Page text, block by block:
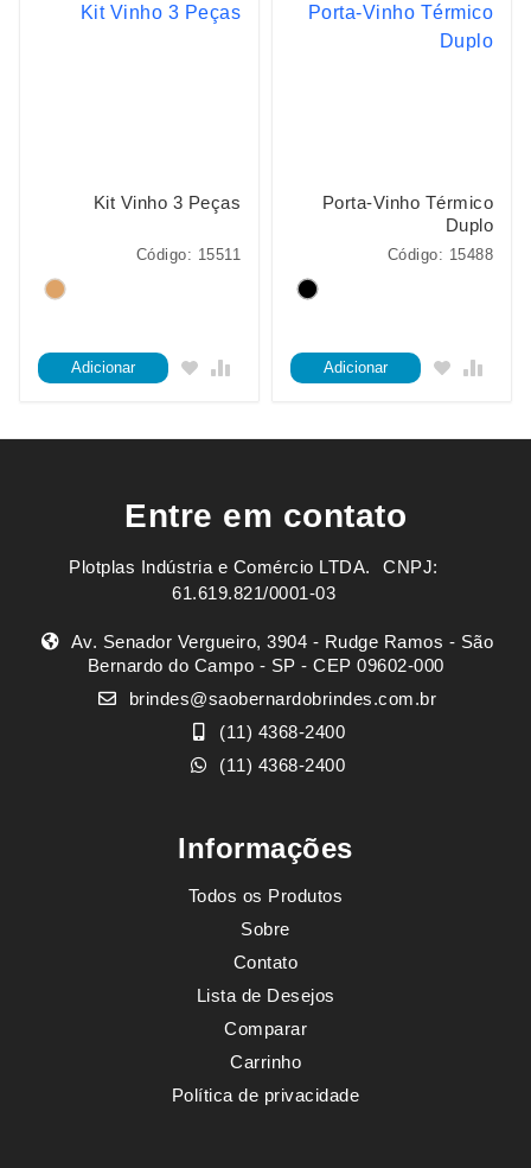
Kit Vinho 3 Peças
Código: 15511
Adicionar
Porta-Vinho Térmico
Duplo
Código: 15488
Adicionar
Entre em contato
Plotplas Indústria e Comércio LTDA. ㅤㅤㅤ CNPJ:
61.619.821/0001-03
Av. Senador Vergueiro, 3904 - Rudge Ramos - São
Bernardo do Campo - SP - CEP 09602-000
brindes@saobernardobrindes.com.br
(11) 4368-2400
(11) 4368-2400
Informações
Todos os Produtos
Sobre
Contato
Lista de Desejos
Comparar
Carrinho
Política de privacidade